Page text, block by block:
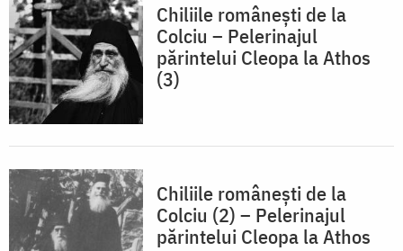
Chiliile românești de la
Colciu – Pelerinajul
părintelui Cleopa la Athos
(3)
Chiliile românești de la
Colciu (2) – Pelerinajul
părintelui Cleopa la Athos